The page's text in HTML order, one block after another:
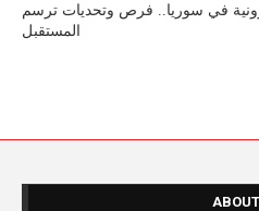
في سوريا.. فرص وتحديات ترسم
المستقبل